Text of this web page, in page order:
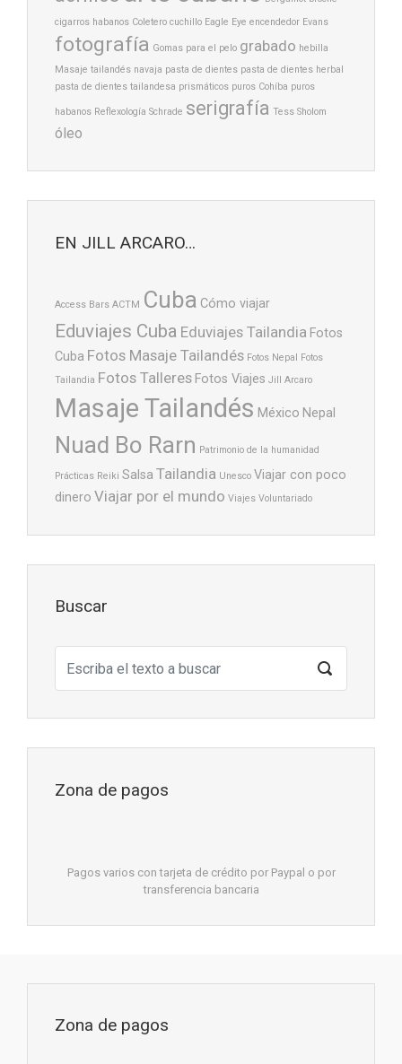
cigarros habanos Coletero cuchillo Eagle Eye encendedor Evans
fotografía Gomas para el pelo grabado hebilla
Masaje tailandés navaja pasta de dientes pasta de dientes herbal
pasta de dientes tailandesa prismáticos puros Cohíba puros
habanos Reflexología Schrade serigrafía Tess Sholom
óleo
EN JILL ARCARO…
Access Bars ACTM Cuba Cómo viajar
Eduviajes Cuba Eduviajes Tailandia Fotos
Cuba Fotos Masaje Tailandés Fotos Nepal Fotos
Tailandia Fotos Talleres Fotos Viajes Jill Arcaro
Masaje Tailandés México Nepal
Nuad Bo Rarn Patrimonio de la humanidad
Prácticas Reiki Salsa Tailandia Unesco Viajar con poco
dinero Viajar por el mundo Viajes Voluntariado
Buscar
Zona de pagos
Pagos varios con tarjeta de crédito por Paypal o por
transferencia bancaria
Zona de pagos